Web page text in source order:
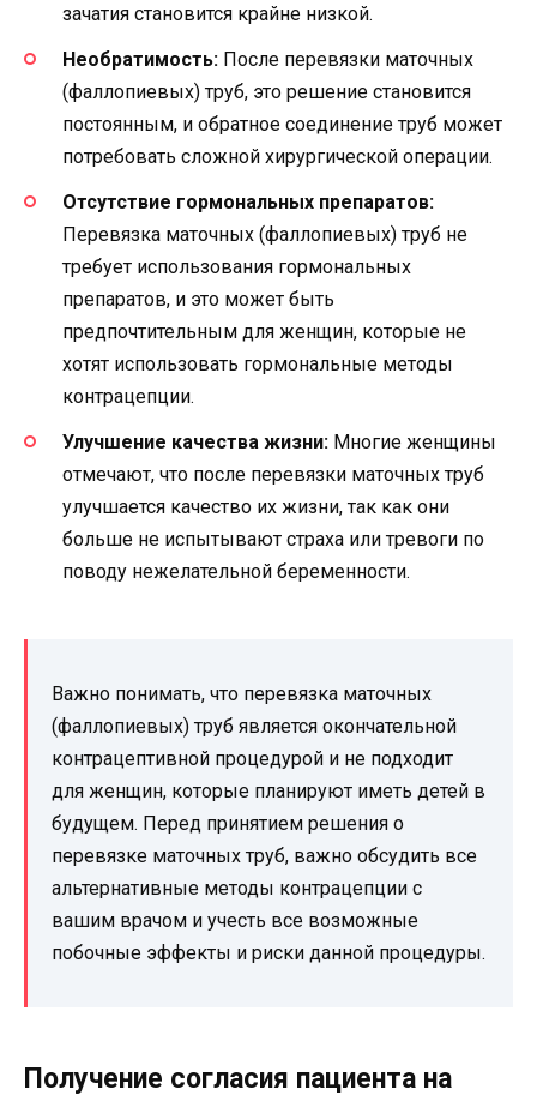
зачатия становится крайне низкой.
Необратимость: После перевязки маточных
(фаллопиевых) труб, это решение становится
постоянным, и обратное соединение труб может
потребовать сложной хирургической операции.
Отсутствие гормональных препаратов:
Перевязка маточных (фаллопиевых) труб не
требует использования гормональных
препаратов, и это может быть
предпочтительным для женщин, которые не
хотят использовать гормональные методы
контрацепции.
Улучшение качества жизни: Многие женщины
отмечают, что после перевязки маточных труб
улучшается качество их жизни, так как они
больше не испытывают страха или тревоги по
поводу нежелательной беременности.
Важно понимать, что перевязка маточных
(фаллопиевых) труб является окончательной
контрацептивной процедурой и не подходит
для женщин, которые планируют иметь детей в
будущем. Перед принятием решения о
перевязке маточных труб, важно обсудить все
альтернативные методы контрацепции с
вашим врачом и учесть все возможные
побочные эффекты и риски данной процедуры.
Получение согласия пациента на